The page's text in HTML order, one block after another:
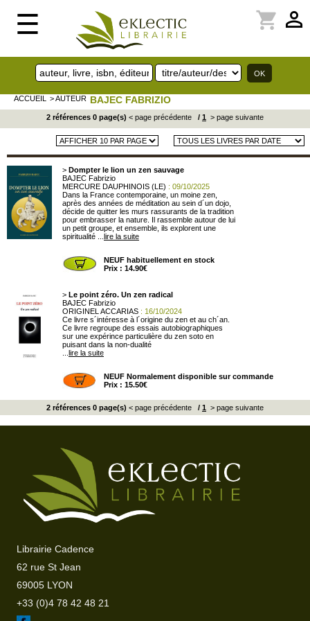
☰ perm_identity
shopping_cart
ACCUEIL > AUTEUR BAJEC FABRIZIO
2 références 0 page(s) < page précédente / 1 > page suivante
> Dompter le lion un zen sauvage
BAJEC Fabrizio
MERCURE DAUPHINOIS (LE) : 09/10/2025
Dans la France contemporaine, un moine zen,
après des années de méditation au sein d´un dojo,
décide de quitter les murs rassurants de la tradition
pour embrasser la nature. Il rassemble autour de lui
un petit groupe, et ensemble, ils explorent une
spiritualité ... lire la suite
NEUF habituellement en stock
Prix : 14.90€
> Le point zéro. Un zen radical
BAJEC Fabrizio
ORIGINEL ACCARIAS : 16/10/2024
Ce livre s´intéresse à l´origine du zen et au ch´an.
Ce livre regroupe des essais autobiographiques
sur une expérince particulière du zen soto en
puisant dans la non-dualité
lire la suite
NEUF Normalement disponible sur commande
Prix : 15.50€
2 références 0 page(s) < page précédente / 1 > page suivante
Librairie Cadence
62 rue St Jean
69005 LYON
+33 (0)4 78 42 48 21